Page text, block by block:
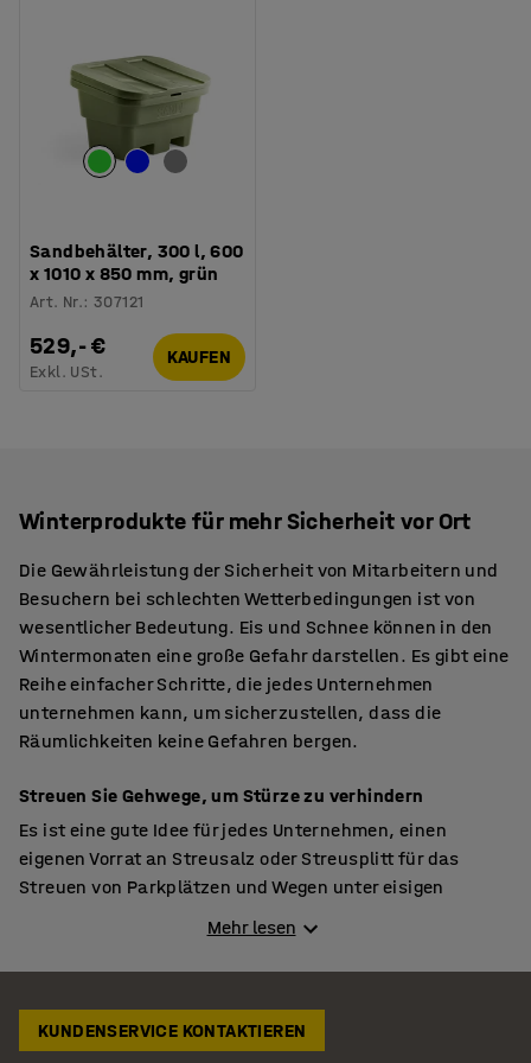
Sandbehälter, 300 l, 600
x 1010 x 850 mm, grün
Art. Nr.:307121
529,- €
Exkl. USt.
KAUFEN
Winterprodukte für mehr Sicherheit vor Ort
Die Gewährleistung der Sicherheit von Mitarbeitern und
Besuchern bei schlechten Wetterbedingungen ist von
wesentlicher Bedeutung. Eis und Schnee können in den
Wintermonaten eine große Gefahr darstellen. Es gibt eine
Reihe einfacher Schritte, die jedes Unternehmen
unternehmen kann, um sicherzustellen, dass die
Räumlichkeiten keine Gefahren bergen.
Streuen Sie Gehwege, um Stürze zu verhindern
Es ist eine gute Idee für jedes Unternehmen, einen
eigenen Vorrat an Streusalz oder Streusplitt für das
Streuen von Parkplätzen und Wegen unter eisigen
empfohlen, dass belebte öffentliche Bereiche über einen
zugänglichen Sandbehälter verfügen, um Unfälle zu
Parkplätze in Einkaufszentren sowie Schulen - überall
dort, wo die Gemeinde möglicherweise nicht dafür
Mehr lesen
KUNDENSERVICE KONTAKTIEREN